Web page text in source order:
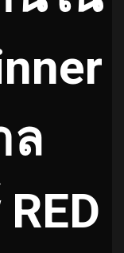
ล